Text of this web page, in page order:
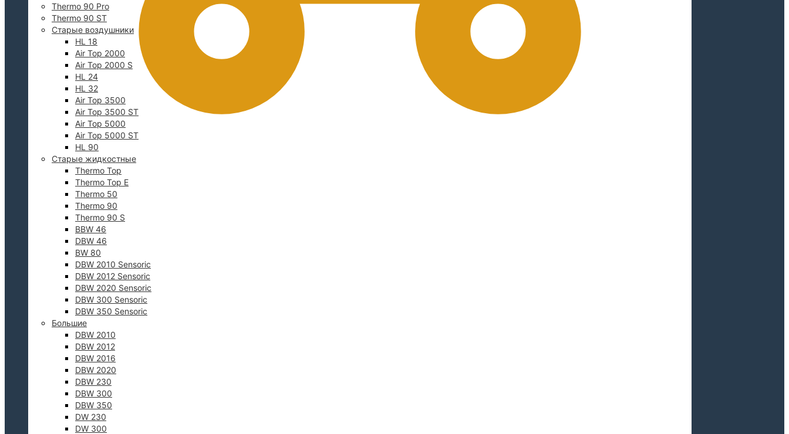
Thermo 90 Pro
Thermo 90 ST
Старые воздушники
HL 18
Air Top 2000
Air Top 2000 S
HL 24
HL 32
Air Top 3500
Air Top 3500 ST
Air Top 5000
Air Top 5000 ST
HL 90
Старые жидкостные
Thermo Top
Thermo Top E
Thermo 50
Thermo 90
Thermo 90 S
BBW 46
DBW 46
BW 80
DBW 2010 Sensoric
DBW 2012 Sensoric
DBW 2020 Sensoric
DBW 300 Sensoric
DBW 350 Sensoric
Большие
DBW 2010
DBW 2012
DBW 2016
DBW 2020
DBW 230
DBW 300
DBW 350
DW 230
DW 300